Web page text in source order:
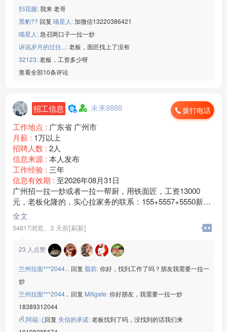
扫花腿:我来 老哥
黑豹?? 回复 喵星人:加微信13220386421
喵星人:急召两口子一拉一炒
诉说岁月的过往...:老板，面匠找上了没有
32123:老板，工资多少呀
查看全部10条评论
招工信息 未来8888 拨打电话
工作地点 : 广东省 广州市
月薪 : 1万以上
招聘人数 : 2人
信息来源 : 本人发布
工作经验 : 三年
信息有效期 : 至2026年08月31日
广州招一拉一炒或者一拉一帮厨，用铁面匠，工资13000
元，老板化隆的，实心拉家务的联系：155+5557+5550新手
勿扰，青海人优先
全文
54817浏览、 3 天前[刷新]
23 人点赞
兰州拉面***2044... 回复 脂笏:你好，找到工作了吗？朋友我需要一拉一
炒
兰州拉面***2044... 回复 Mitigate:你好朋友，我需要一拉一炒
18389312044
ᰔᩚ.阿福ꦿ回复 失信的承诺:老板找到了吗，没找到的话我们来